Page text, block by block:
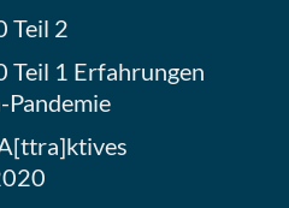
Teil 2
Teil 1 Erfahrungen